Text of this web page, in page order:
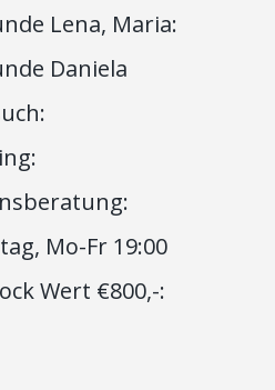
Lena, Maria:
Daniela
Mo-Fr 19:00
Wert €800,-: